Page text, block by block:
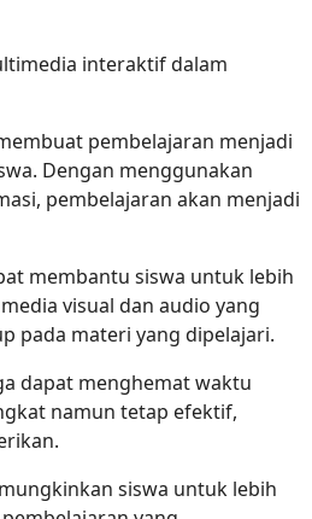
interaktif dalam
pembelajaran menjadi
Dengan menggunakan
pembelajaran akan menjadi
membantu siswa untuk lebih
visual dan audio yang
pada materi yang dipelajari.
dapat menghemat waktu
namun tetap efektif,
siswa untuk lebih